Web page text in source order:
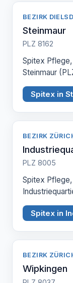
BEZIRK
Steinmaur
PLZ 8162
Spitex
Steinmaur
Spitex in
BEZIRK
PLZ 8005
Spitex
Spitex in
BEZIRK
Wipkingen